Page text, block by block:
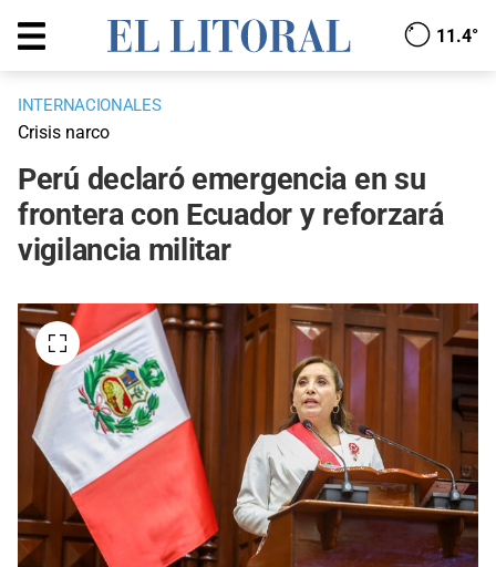
11.4°
INTERNACIONALES
Crisis narco
Perú declaró emergencia en su
frontera con Ecuador y reforzará
vigilancia militar